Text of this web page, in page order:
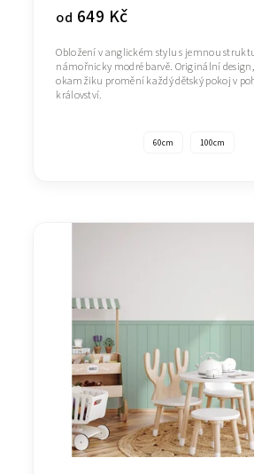
od 649 Kč
Obložení v anglickém stylu s jemnou
námořnicky modré barvě. Originální
okamžiku promění každý dětský pokoj v
království.
60cm 100cm